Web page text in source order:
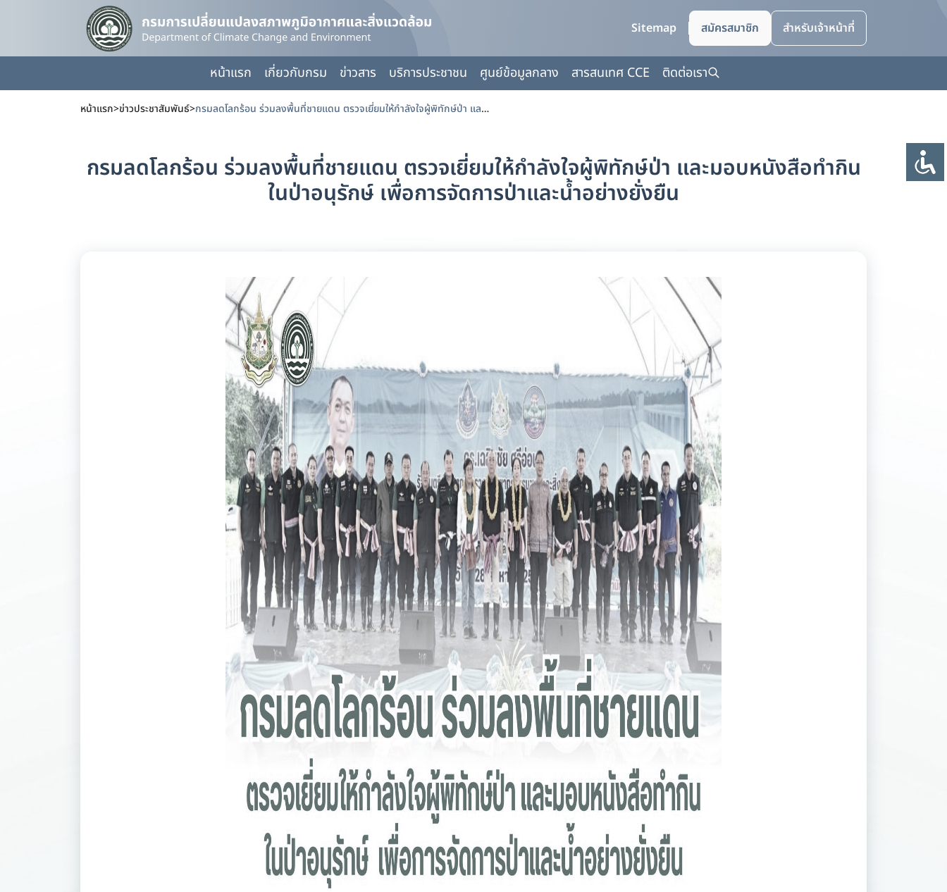
Sitemap สมัครสมาชิก สำหรับเจ้าหน้าที่
หน้าแรก เกี่ยวกับกรม ข่าวสาร บริการประชาชน ศูนย์ข้อมูลกลาง สารสนเทศ CCE ติดต่อเรา
หน้าแรก>ข่าวประชาสัมพันธ์> กรมลดโลกร้อน ร่วมลงพื้นที่ชายแดน ตรวจเยี่ยมให้กำลังใจผู้พิทักษ์ป่า และมอบหนังสือทำกินในป่าอนุรักษ์ เพื่อการจัดการป่าและน้ำอย่างยั่งยืน
กรมลดโลกร้อน ร่วมลงพื้นที่ชายแดน ตรวจเยี่ยมให้กำลังใจผู้พิทักษ์ป่า และมอบหนังสือทำกิน
ในป่าอนุรักษ์ เพื่อการจัดการป่าและน้ำอย่างยั่งยืน